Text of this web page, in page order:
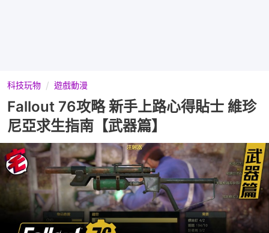
科技玩物 遊戲動漫
Fallout 76攻略 新手上路心得貼士 維珍
尼亞求生指南【武器篇】